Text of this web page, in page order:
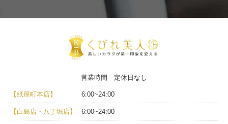
営業時間 定休日なし
【紙屋町本店】 6:00~24:00
【白島店・八丁堀店】 6:00~24:00